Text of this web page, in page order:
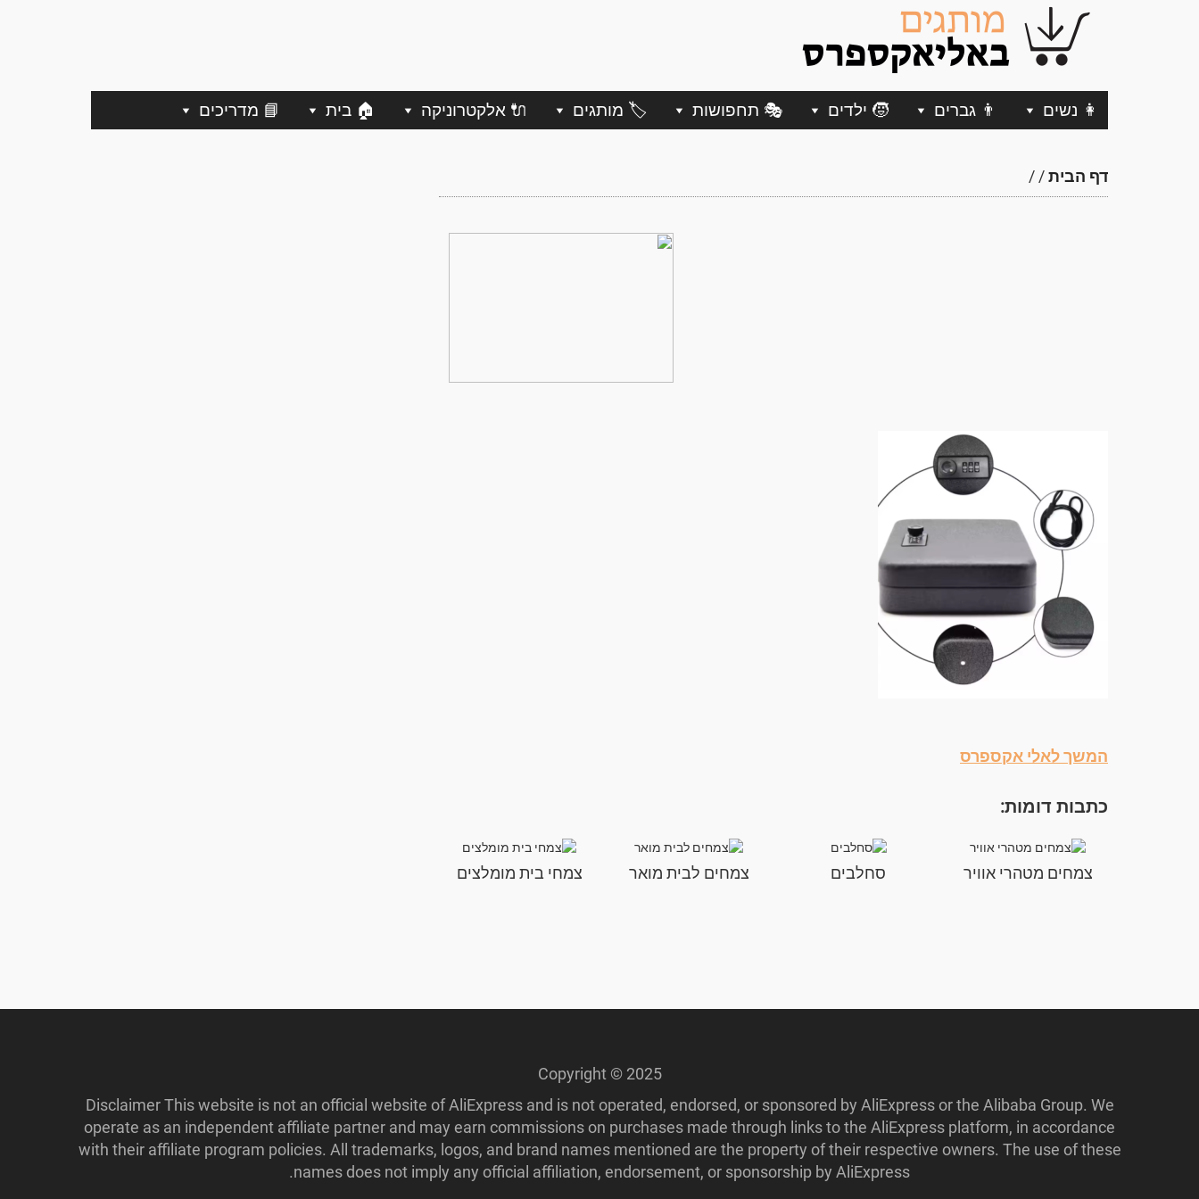
👩 נשים 👨 גברים 🧒 ילדים 🎭 תחפושות 🏷️ מותגים 🔌 אלקטרוניקה 🏠 בית 📘 מדריכים
דף הבית/
/
המשך לאלי אקספרס
כתבות דומות:
צמחים מטהרי אוויר סחלבים צמחים לבית מואר צמחי בית מומלצים
Copyright © 2025
Disclaimer This website is not an official website of AliExpress and is not operated, endorsed, or sponsored by AliExpress or the Alibaba Group. We
operate as an independent affiliate partner and may earn commissions on purchases made through links to the AliExpress platform, in accordance
with their affiliate program policies. All trademarks, logos, and brand names mentioned are the property of their respective owners. The use of these
names does not imply any official affiliation, endorsement, or sponsorship by AliExpress.